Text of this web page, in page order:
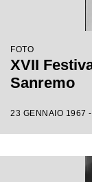
FOTO
XVII
Sanremo
23 GENNAIO 1967